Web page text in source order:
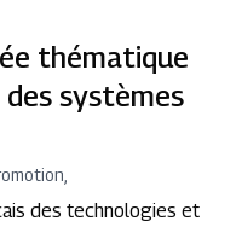
thématique
systèmes
des technologies et